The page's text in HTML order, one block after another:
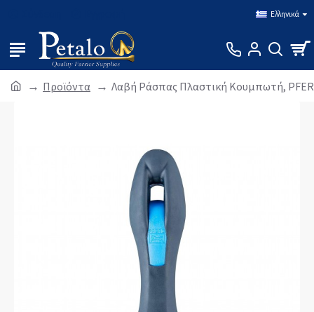
Ελληνικά
Προϊόντα Λαβή Ράσπας Πλαστική Κουμπωτή,